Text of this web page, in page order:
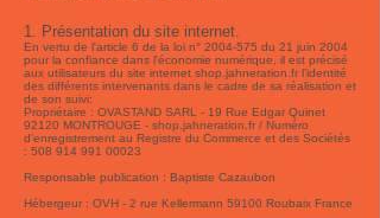
1. Présentation du site internet.
En vertu de l'article 6 de la loi n° 2004-575 du 21 juin 2004
pour la confiance dans l'économie numérique, il est précisé
aux utilisateurs du site internet shop.jahneration.fr l’identité
des différents intervenants dans le cadre de sa réalisation et
de son suivi:
Propriétaire : OVASTAND SARL - 19 Rue Edgar Quinet
92120 MONTROUGE - shop.jahneration.fr / Numéro
d'enregistrement au Registre du Commerce et des Sociétés
: 508 914 991 00023
Responsable publication : Baptiste Cazaubon
Hébergeur : OVH - 2 rue Kellermann 59100 Roubaix France